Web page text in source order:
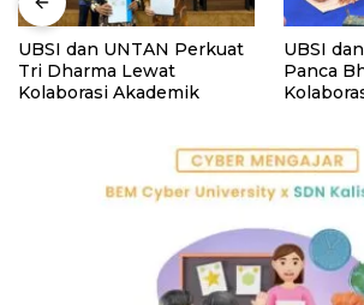
UBSI dan UNTAN Perkuat
Tri Dharma Lewat
Kolaborasi Akademik
UBSI
Panca